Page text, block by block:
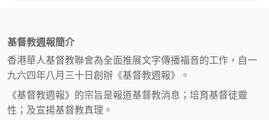
基督教週報簡介
香港華人基督教聯會為全面推展文字傳播福音的工作，自一
九六四年八月三十日創辦《基督教週報》。
《基督教週報》的宗旨是報道基督教消息；培育基督徒靈
性；及宣揚基督教真理。